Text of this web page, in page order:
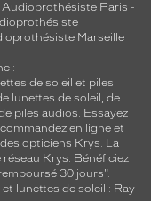
Audioprothésiste Paris -
Marseille
:
de soleil et piles
lunettes de soleil, de
piles audios. Essayez
en ligne et
opticiens Krys. La
Krys. Bénéficiez
30 jours".
et lunettes de soleil : Ray